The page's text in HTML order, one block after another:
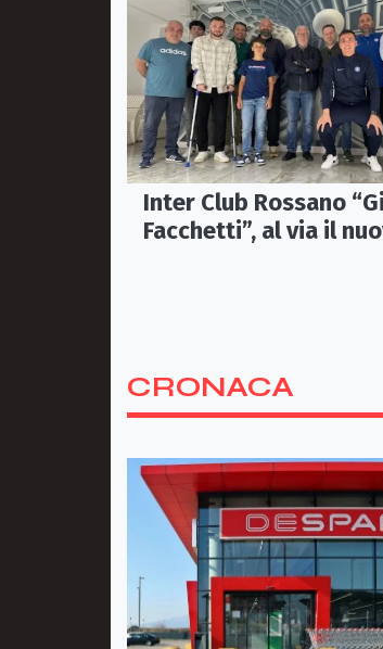
Inter Club Rossano
Facchetti”, al via il
passione nerazzurra
CRONACA